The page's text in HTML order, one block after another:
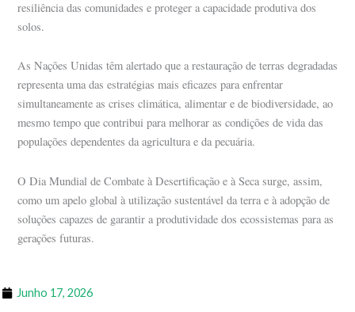
resiliência das comunidades e proteger a capacidade produtiva dos
solos.
As Nações Unidas têm alertado que a restauração de terras degradadas
representa uma das estratégias mais eficazes para enfrentar
simultaneamente as crises climática, alimentar e de biodiversidade, ao
mesmo tempo que contribui para melhorar as condições de vida das
populações dependentes da agricultura e da pecuária.
O Dia Mundial de Combate à Desertificação e à Seca surge, assim,
como um apelo global à utilização sustentável da terra e à adopção de
soluções capazes de garantir a produtividade dos ecossistemas para as
gerações futuras.
Junho 17, 2026